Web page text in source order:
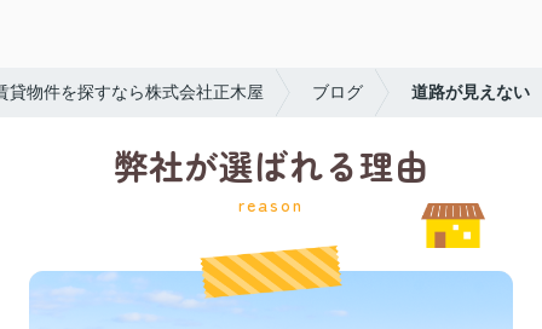
貸物件を探すなら株式会社正木屋 ブログ 道路が見えない
弊社が選ばれる理由
reason